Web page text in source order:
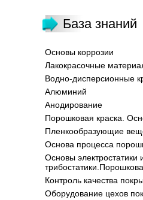
База знаний
Основы коррозии
Лакокрасочные
Водно-дисперсионные
Алюминий
Анодирование
Порошковая краска.
Пленкообразующие
Основа процесса
Основы электростатики
Контроль качества
Оборудование цехов